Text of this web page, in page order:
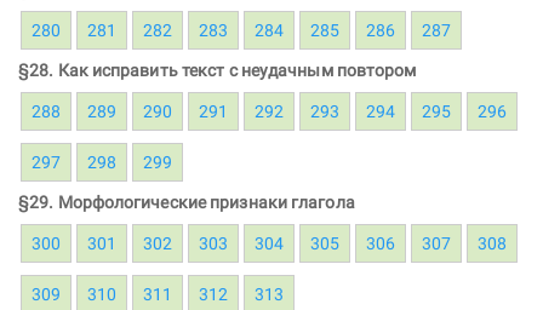
280 281 282 283 284 285 286 287
§28. Как исправить текст с неудачным повтором
288 289 290 291 292 293 294 295 296
297 298 299
§29. Морфологические признаки глагола
300 301 302 303 304 305 306 307 308
309 310 311 312 313